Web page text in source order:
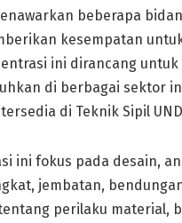
beberapa
kesempatan
ini dirancang
di berbagai sektor
di Teknik Sipil
ini fokus pada desain,
jembatan,
perilaku material,